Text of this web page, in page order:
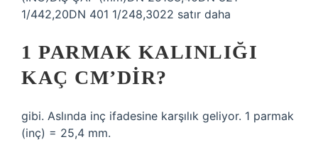
1/442,20DN 401 1/248,3022 satır daha
1 PARMAK KALINLIĞI
KAÇ CM’DIR?
gibi. Aslında inç ifadesine karşılık geliyor. 1 parmak
(inç) = 25,4 mm.